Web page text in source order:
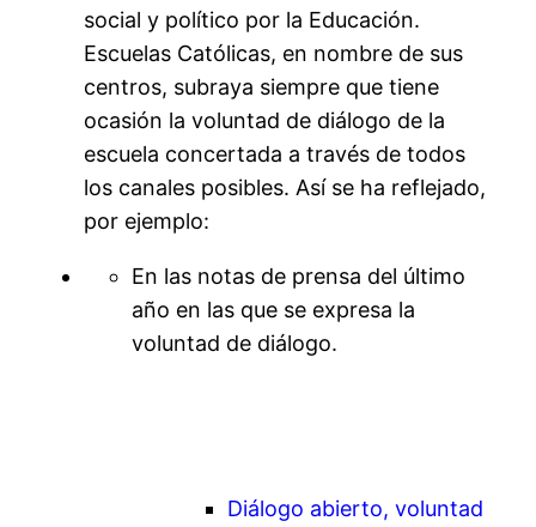
social y político por la Educación.
Escuelas Católicas, en nombre de sus
centros, subraya siempre que tiene
ocasión la voluntad de diálogo de la
escuela concertada a través de todos
los canales posibles. Así se ha reflejado,
por ejemplo:
En las notas de prensa del último
año en las que se expresa la
voluntad de diálogo.
Diálogo abierto, voluntad